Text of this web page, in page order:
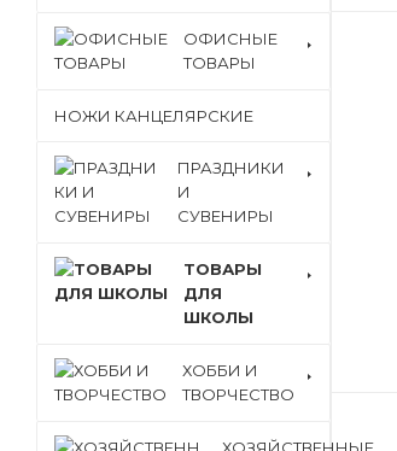
ОФИСНЫЕ
ТОВАРЫ
НОЖИ КАНЦЕЛЯРСКИЕ
ПРАЗДНИКИ
И
СУВЕНИРЫ
ТОВАРЫ
ДЛЯ
ШКОЛЫ
ХОББИ И
ТВОРЧЕСТВО